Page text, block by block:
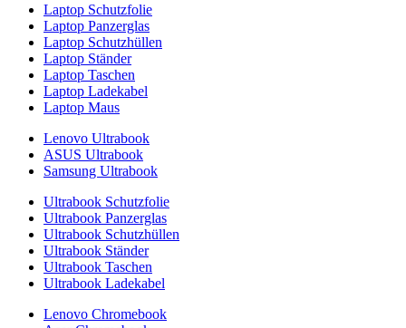
Laptop Schutzfolie
Laptop Panzerglas
Laptop Schutzhüllen
Laptop Ständer
Laptop Taschen
Laptop Ladekabel
Laptop Maus
Lenovo Ultrabook
ASUS Ultrabook
Samsung Ultrabook
Ultrabook Schutzfolie
Ultrabook Panzerglas
Ultrabook Schutzhüllen
Ultrabook Ständer
Ultrabook Taschen
Ultrabook Ladekabel
Lenovo Chromebook